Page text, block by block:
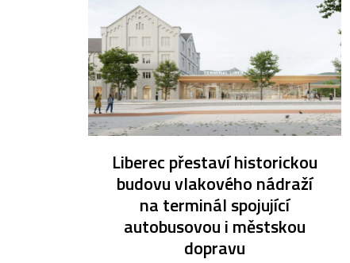
Liberec přestaví historickou
budovu vlakového nádraží
na terminál spojující
autobusovou i městskou
dopravu